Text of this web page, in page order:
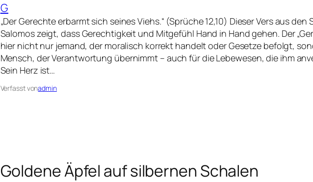
G
„Der Gerechte erbarmt sich seines Viehs.“ (Sprüche 12,10) Dieser Vers aus den
Salomos zeigt, dass Gerechtigkeit und Mitgefühl Hand in Hand gehen. Der
hier nicht nur jemand, der moralisch korrekt handelt oder Gesetze befolgt,
Mensch, der Verantwortung übernimmt – auch für die Lebewesen, die ihm
Sein Herz ist…
Verfasst vonadmin
Goldene Äpfel auf silbernen Schalen